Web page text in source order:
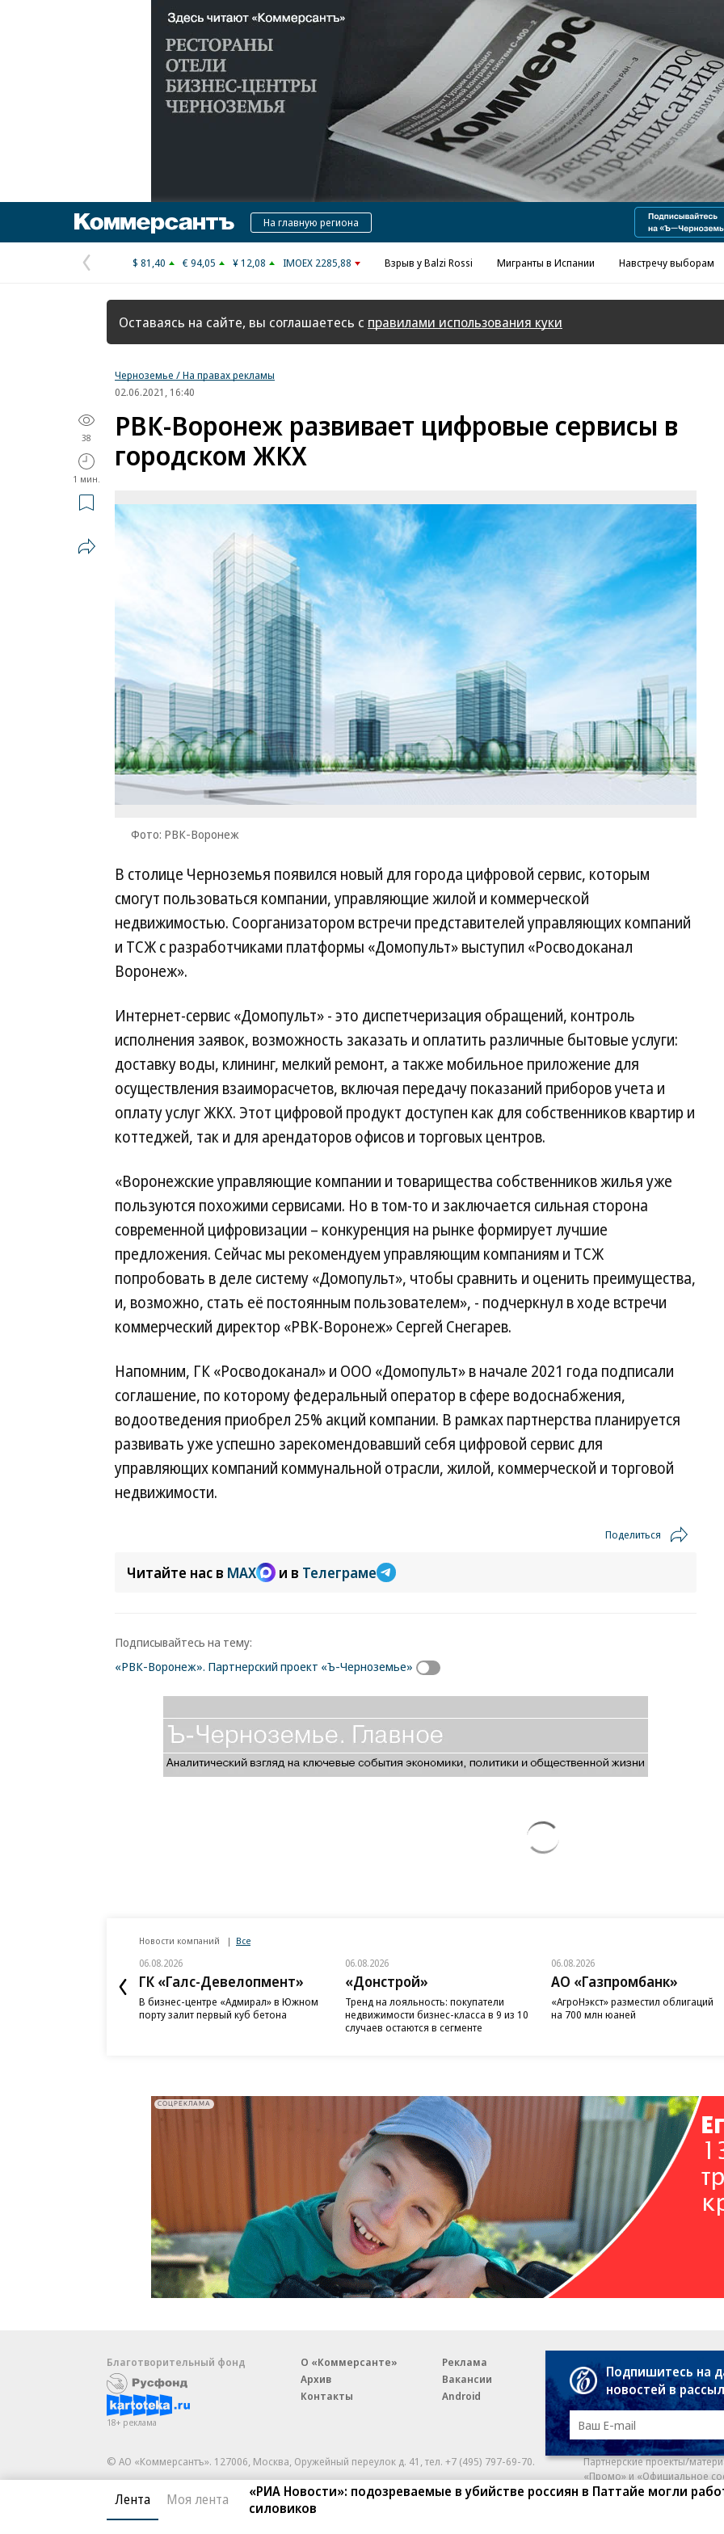
Реклама в «Ъ» www.kommersant.ru/ad
КоммерсантъНа главную региона
Предыдущая
страница
$ 81,40 € 94,05 ¥ 12,08 IMOEX 2285,88 Взрыв у Balzi Rossi Мигранты в Испании Навстречу выборам
Оставаясь на сайте, вы соглашаетесь с правилами использования куки
Черноземье / На правах рекламы
02.06.2021, 16:40
38
1 мин.
РВК-Воронеж развивает цифровые сервисы в
городском ЖКХ
Фото: РВК-Воронеж
В столице Черноземья появился новый для города цифровой сервис, которым
смогут пользоваться компании, управляющие жилой и коммерческой
недвижимостью. Соорганизатором встречи представителей управляющих компаний
и ТСЖ с разработчиками платформы «Домопульт» выступил «Росводоканал
Воронеж».
Интернет-сервис «Домопульт» - это диспетчеризация обращений, контроль
исполнения заявок, возможность заказать и оплатить различные бытовые услуги:
доставку воды, клининг, мелкий ремонт, а также мобильное приложение для
осуществления взаиморасчетов, включая передачу показаний приборов учета и
оплату услуг ЖКХ. Этот цифровой продукт доступен как для собственников квартир и
коттеджей, так и для арендаторов офисов и торговых центров.
«Воронежские управляющие компании и товарищества собственников жилья уже
пользуются похожими сервисами. Но в том-то и заключается сильная сторона
современной цифровизации – конкуренция на рынке формирует лучшие
предложения. Сейчас мы рекомендуем управляющим компаниям и ТСЖ
попробовать в деле систему «Домопульт», чтобы сравнить и оценить преимущества,
и, возможно, стать её постоянным пользователем», - подчеркнул в ходе встречи
коммерческий директор «РВК-Воронеж» Сергей Снегарев.
Напомним, ГК «Росводоканал» и ООО «Домопульт» в начале 2021 года подписали
соглашение, по которому федеральный оператор в сфере водоснабжения,
водоотведения приобрел 25% акций компании. В рамках партнерства планируется
развивать уже успешно зарекомендовавший себя цифровой сервис для
управляющих компаний коммунальной отрасли, жилой, коммерческой и торговой
недвижимости.
Поделиться
Читайте нас в MAX и в Телеграме
Подписывайтесь на тему:
«РВК-Воронеж». Партнерский проект «Ъ-Черноземье»
Новости компаний Все
06.08.2026
ГК «Галс-Девелопмент»
В бизнес-центре «Адмирал» в Южном
порту залит первый куб бетона
06.08.2026
«Донстрой»
Тренд на лояльность: покупатели
недвижимости бизнес-класса в 9 из 10
случаев остаются в сегменте
06.08.2026
АО «Газпромбанк»
«АгроНэкст» разместил облигаций
на 700 млн юаней
СОЦРЕКЛАМА
Лента Моя лента
«РИА Новости»: подозреваемые в убийстве россиян в Паттайе могли
силовиков
Благотворительный фонд
18+ реклама
О «Коммерсанте»
Архив
Контакты
Реклама
Вакансии
Android
Обратная связь
Правовая информация
E-mail рассылки
© АО «Коммерсантъ». 127006, Москва, Оружейный переулок д. 41,тел. +7 (495) 797-69-70.
Сетевое издание «Коммерсантъ» (доменное имя сайта: kommersant.ru) зарегистрировано
Федеральной службой по надзору в сфере связи, информационных технологий
и массовых коммуникаций (Роскомнадзор), регистрационный номер и дата принятия
Партнерские проекты/
«Промо» и «Официальное
На kommersant.ru
Подпишитесь на
новостей в